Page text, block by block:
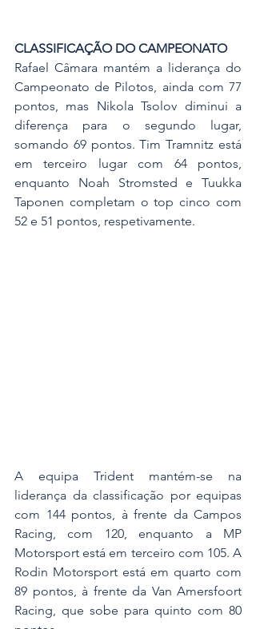
CLASSIFICAÇÃO DO CAMPEONATO
Rafael Câmara mantém a liderança do
Campeonato de Pilotos, ainda com 77
pontos, mas Nikola Tsolov diminui a
diferença para o segundo lugar,
somando 69 pontos. Tim Tramnitz está
em terceiro lugar com 64 pontos,
enquanto Noah Stromsted e Tuukka
Taponen completam o top cinco com
52 e 51 pontos, respetivamente.
A equipa Trident mantém-se na
liderança da classificação por equipas
com 144 pontos, à frente da Campos
Racing, com 120, enquanto a MP
Motorsport está em terceiro com 105. A
Rodin Motorsport está em quarto com
89 pontos, à frente da Van Amersfoort
Racing, que sobe para quinto com 80